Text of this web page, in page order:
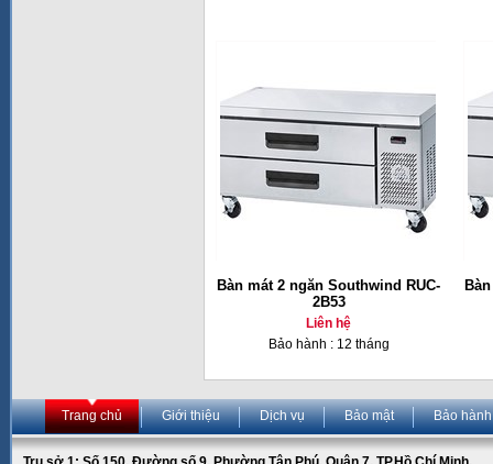
Bàn mát 2 ngăn Southwind RUC-
2B53
Liên hệ
Bảo hành : 12 tháng
Trang chủ Giới thiệu Dịch vụ Bảo mật Bảo hành